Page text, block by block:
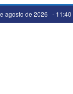
agosto de 2026 - 11:40